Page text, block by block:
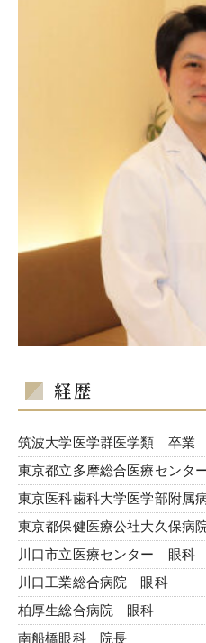
経歴
筑波大学医学群医学類 卒業
東京都立多摩総合医療センタ
東京医科歯科大学医学部附
東京都保健医療公社大久保病
川口市立医療センター 眼科
川口工業総合病院 眼科
柏厚生総合病院 眼科
南船橋眼科 院長